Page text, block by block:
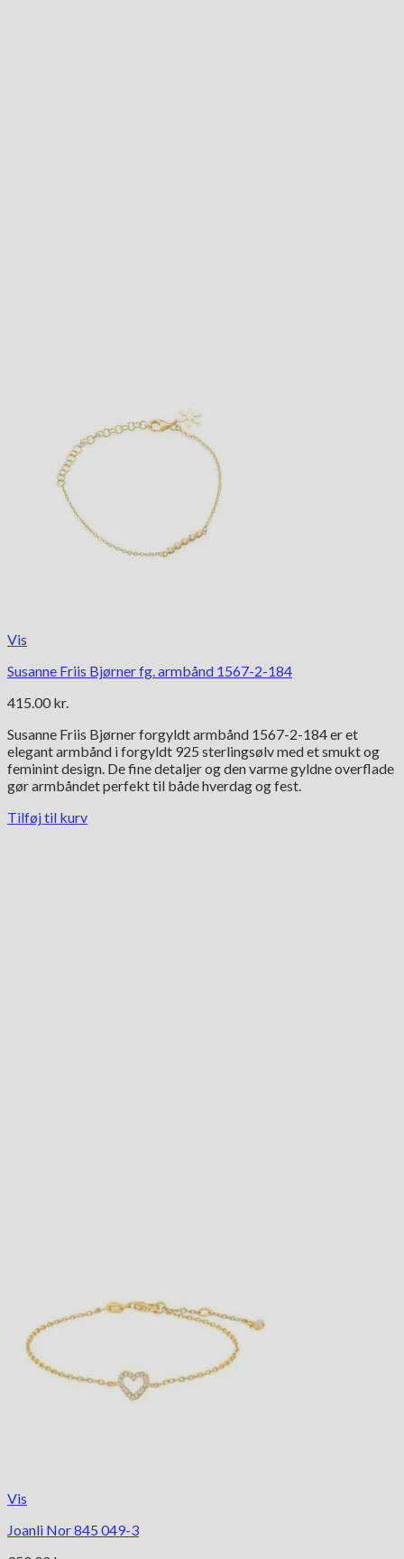
Vis
Susanne Friis Bjørner fg. armbånd 1567-2-184
415.00 kr.
Susanne Friis Bjørner forgyldt armbånd 1567-2-184 er et
elegant armbånd i forgyldt 925 sterlingsølv med et smukt og
feminint design. De fine detaljer og den varme gyldne overflade
gør armbåndet perfekt til både hverdag og fest.
Tilføj til kurv
Vis
Joanli Nor 845 049-3